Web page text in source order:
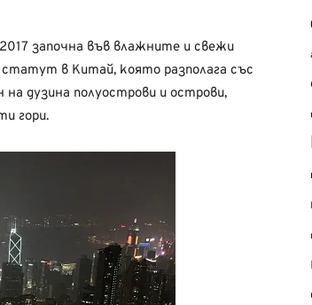
започна във влажните и свежи
в Китай, която разполага със
дузина полуострови и острови,
гори.